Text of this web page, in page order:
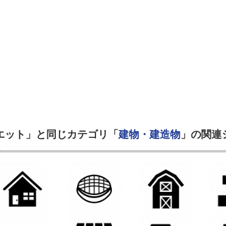
ット」と同じカテゴリ「 建物・建造物」の関連